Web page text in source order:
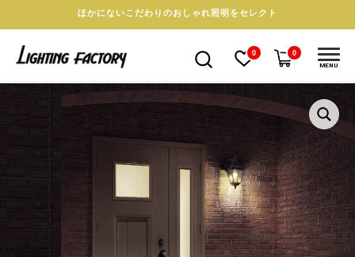
ほかにないこだわりのおしゃれ照明をセレクト
0 0
MENU